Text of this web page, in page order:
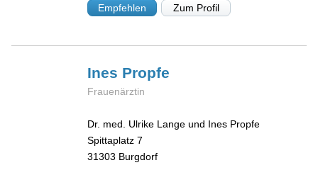
Empfehlen Zum Profil
Ines Propfe
Frauenärztin
Dr. med. Ulrike Lange und Ines Propfe
Spittaplatz 7
31303 Burgdorf